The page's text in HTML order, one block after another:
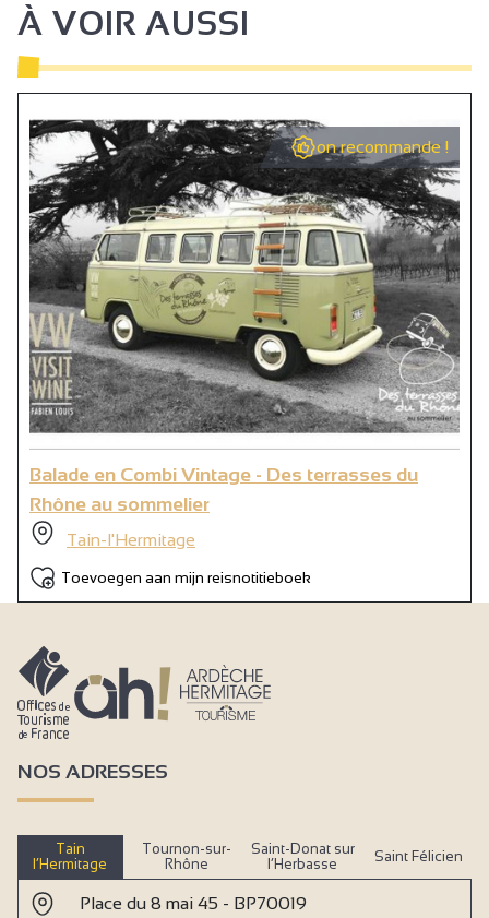
À VOIR AUSSI
on recommande !
Balade en Combi Vintage - Des terrasses du
Rhône au sommelier
Tain-l'Hermitage
Toevoegen aan mijn reisnotitieboek
NOS ADRESSES
Tain
l’Hermitage
Tournon-sur-
Rhône
Saint-Donat sur
l’Herbasse
Saint Félicien
Place du 8 mai 45 - BP70019